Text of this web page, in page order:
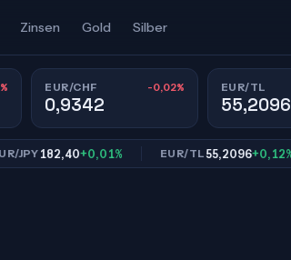
Zinsen Gold Silber
EUR/CHF -0,02%
0,9342
EUR/TL
55,2096
182,40+0,01% EUR/TL55,2096+0,12%